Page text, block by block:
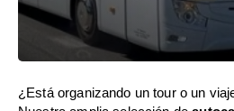
¿Está organizando un tour o un